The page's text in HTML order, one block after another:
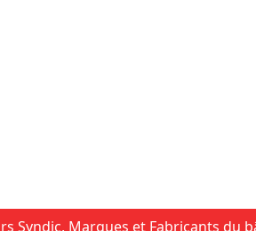
Syndic, Marques et Fabricants